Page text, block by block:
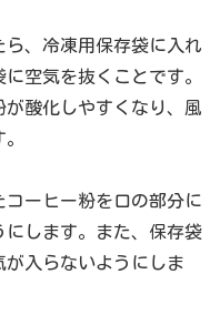
、冷凍用保存袋に入れ
空気を抜くことです。
酸化しやすくなり、風
ーヒー粉を口の部分に
します。また、保存袋
入らないようにしま